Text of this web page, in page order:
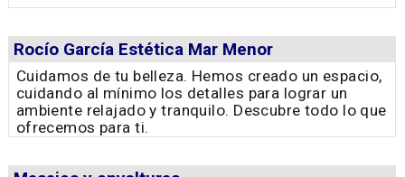
Rocío García Estética Mar Menor
Cuidamos de tu belleza. Hemos creado un espacio,
cuidando al mínimo los detalles para lograr un
ambiente relajado y tranquilo. Descubre todo lo que
ofrecemos para ti.